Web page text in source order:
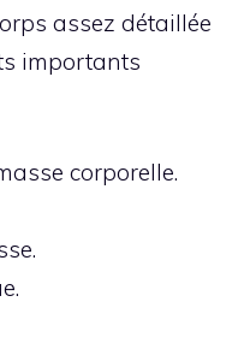
assez détaillée
importants
corporelle.